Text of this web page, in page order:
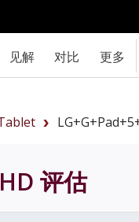
见解 对比 更多
评估